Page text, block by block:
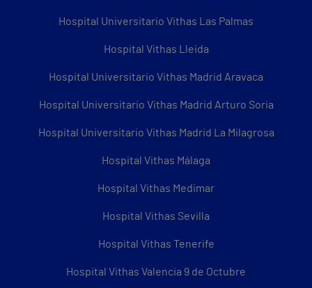
Hospital Universitario Vithas Las Palmas
Hospital Vithas Lleida
Hospital Universitario Vithas Madrid Aravaca
Hospital Universitario Vithas Madrid Arturo Soria
Hospital Universitario Vithas Madrid La Milagrosa
Hospital Vithas Málaga
Hospital Vithas Medimar
Hospital Vithas Sevilla
Hospital Vithas Tenerife
Hospital Vithas Valencia 9 de Octubre